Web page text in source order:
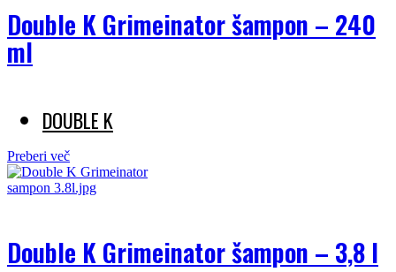
Double K Grimeinator šampon – 240
ml
DOUBLE K
Preberi več
Double K Grimeinator šampon – 3,8 l